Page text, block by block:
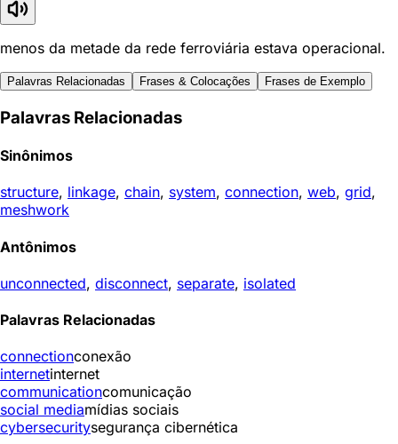
menos da metade da rede ferroviária estava operacional.
Palavras Relacionadas Frases & Colocações Frases de Exemplo
Palavras Relacionadas
Sinônimos
structure, linkage, chain, system, connection, web, grid,
meshwork
Antônimos
unconnected, disconnect, separate, isolated
Palavras Relacionadas
connectionconexão
internetinternet
communicationcomunicação
social mediamídias sociais
cybersecuritysegurança cibernética